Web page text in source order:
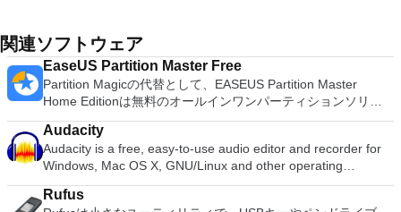
関連ソフトウェア
EaseUS Partition Master Free
Partition Magicの代替として、EASEUS Partition Master
Home Editionは無料のオールインワンパーティションソリュ
ーションおよびディスク管理ユーティリティです。パーティシ
ョンの拡張（特にシステムドライブ用）、ディスク領域の管
理、MBRおよびGUIDパーティションテーブル（GPT）ディス
クのディスク領域不足の問題の解決を可能にします。 パーテ
ィションのサイズ変更/移動システムドライブを拡張するディ
スクとパーティションをコピーパーティションをマージ分割パ
Audacity
Audacity is a free, easy-to-use audio editor and recorder for
Windows, Mac OS X, GNU/Linux and other operating
systems. You can use Audacity to: Record live audio. Convert
tapes and records into digital recordings or CDs. Edit Ogg
Rufus